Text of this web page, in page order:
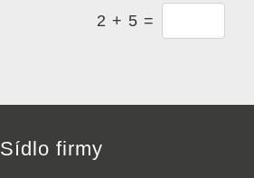
2 + 5 =
Sídlo firmy